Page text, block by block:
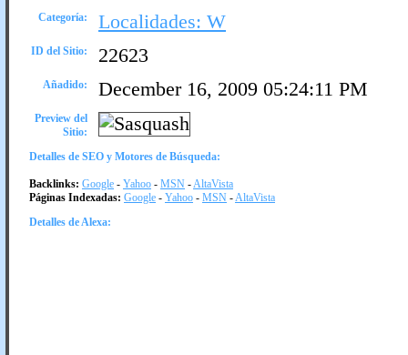
Categoría: Localidades: W
ID del Sitio: 22623
Añadido: December 16, 2009 05:24:11 PM
Preview del
Sitio:
Detalles de SEO y Motores de Búsqueda:
Backlinks: Google - Yahoo - MSN -AltaVista
Páginas Indexadas: Google - Yahoo - MSN -AltaVista
Detalles de Alexa: